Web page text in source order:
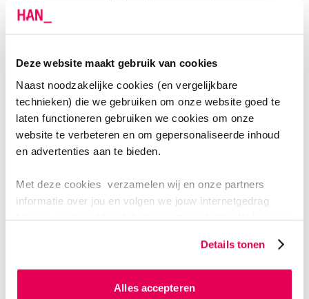
Deze website maakt gebruik van cookies
Naast noodzakelijke cookies (en vergelijkbare
technieken) die we gebruiken om onze website goed te
laten functioneren gebruiken we cookies om onze
website te verbeteren en om gepersonaliseerde inhoud
en advertenties aan te bieden.
Met deze cookies verzamelen wij en onze partners
informatie over jou en volgen we jouw internetgedrag
binnen, en mogelijk ook buiten onze website. Wij bouwen
website en communicatie aan op jouw voorkeuren. Ook
kunnen we zo gerichte advertenties laten zien op basis
van jouw internetgedrag.
Details tonen
Alles accepteren
PRAKTISCHE INFORMATIE
Toelatingseisen
Aanmelden
Startdata en lesdagen
Toetsing